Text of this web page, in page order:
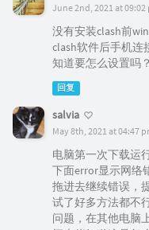
June 2nd, 2021 at 09:02
没有安装clash前
clash软件后手机连
知道要怎么设置吗？
回复
salvia
May 8th, 2021 at 04:47
电脑第一次下载运
下面error显示网络
拖进去继续错误，
试了好多方法都不
问题，在其他电脑